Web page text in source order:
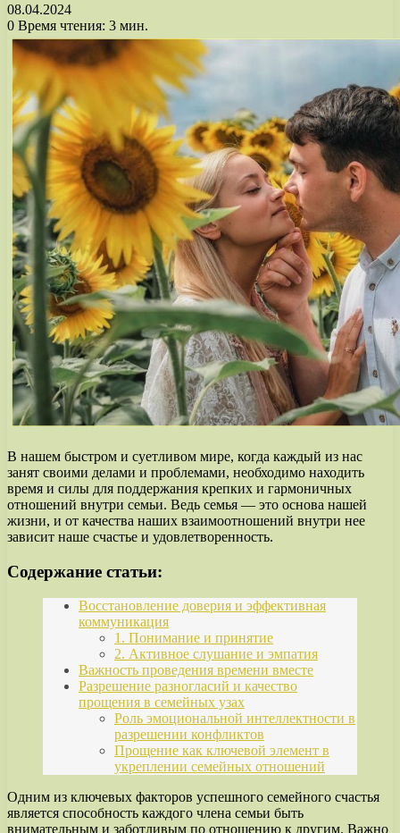
08.04.2024
0 Время чтения: 3 мин.
В нашем быстром и суетливом мире, когда каждый из нас
занят своими делами и проблемами, необходимо находить
время и силы для поддержания крепких и гармоничных
отношений внутри семьи. Ведь семья — это основа нашей
жизни, и от качества наших взаимоотношений внутри нее
зависит наше счастье и удовлетворенность.
Содержание статьи:
Восстановление доверия и эффективная
коммуникация
1. Понимание и принятие
2. Активное слушание и эмпатия
Важность проведения времени вместе
Разрешение разногласий и качество
прощения в семейных узах
Роль эмоциональной интеллектности в
разрешении конфликтов
Прощение как ключевой элемент в
укреплении семейных отношений
Одним из ключевых факторов успешного семейного счастья
является способность каждого члена семьи быть
внимательным и заботливым по отношению к другим. Важно